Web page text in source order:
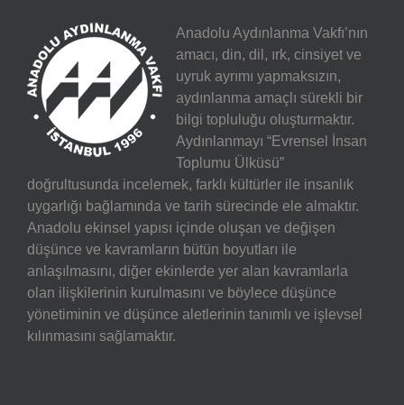
Anadolu Aydınlanma Vakfı’nın
amacı, din, dil, ırk, cinsiyet ve
uyruk ayrımı yapmaksızın,
aydınlanma amaçlı sürekli bir
bilgi topluluğu oluşturmaktır.
Aydınlanmayı “Evrensel İnsan
Toplumu Ülküsü”
doğrultusunda incelemek, farklı kültürler ile insanlık
uygarlığı bağlamında ve tarih sürecinde ele almaktır.
Anadolu ekinsel yapısı içinde oluşan ve değişen
düşünce ve kavramların bütün boyutları ile
anlaşılmasını, diğer ekinlerde yer alan kavramlarla
olan ilişkilerinin kurulmasını ve böylece düşünce
yönetiminin ve düşünce aletlerinin tanımlı ve işlevsel
kılınmasını sağlamaktır.